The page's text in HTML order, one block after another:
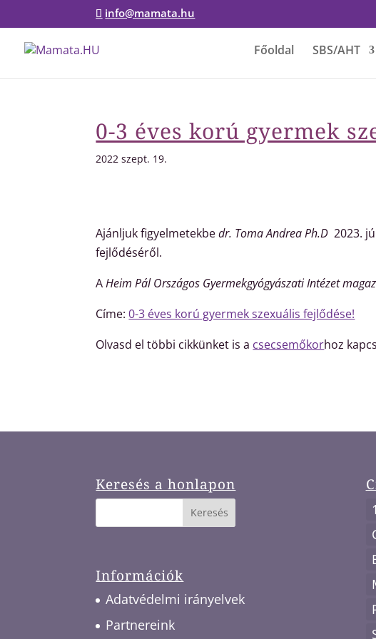
info@mamata.hu
Főoldal SBS/AHT
0-3 éves korú gyermek
2022 szept. 19.
Ajánljuk figyelmetekbedr. Toma Andrea Ph.D 2023.
fejlődéséről.
AHeim Pál Országos Gyermekgyógyászati Intézet
Címe:0-3 éves korú gyermek szexuális fejlődése!
Olvasd el többi cikkünket is a csecsemőkorhoz
Keresés a honlapon
Információk
Adatvédelmi irányelvek
Partnereink